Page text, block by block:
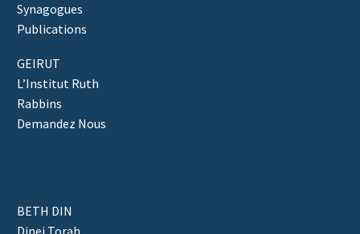
Synagogues
Publications
GEIRUT
L’Institut Ruth
Rabbins
Demandez Nous
BETH DIN